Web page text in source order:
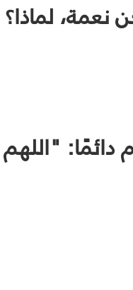
دائمًا: